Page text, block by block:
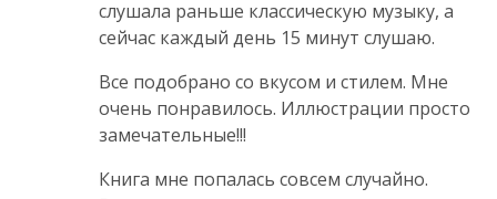
слушала раньше классическую музыку, а
сейчас каждый день 15 минут слушаю.
Все подобрано со вкусом и стилем. Мне
очень понравилось. Иллюстрации просто
замечательные!!!
Книга мне попалась совсем случайно.